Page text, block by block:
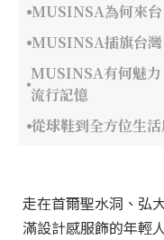
MUSINSA為何來台
MUSINSA插旗台灣
MUSINSA有何魅力
流行記憶
從球鞋到全方位生
走在首爾聖水洞、弘
滿設計感服飾的年輕